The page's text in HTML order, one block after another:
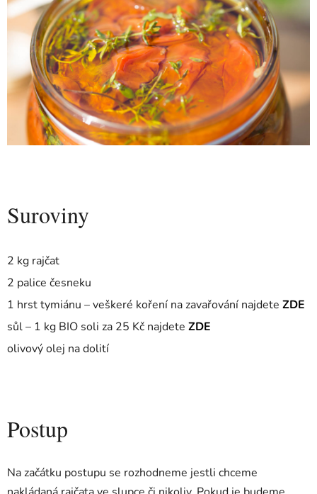
Suroviny
2 kg rajčat
2 palice česneku
1 hrst tymiánu – veškeré koření na zavařování najdete ZDE
sůl – 1 kg BIO soli za 25 Kč najdete ZDE
olivový olej na dolití
Postup
Na začátku postupu se rozhodneme jestli chceme